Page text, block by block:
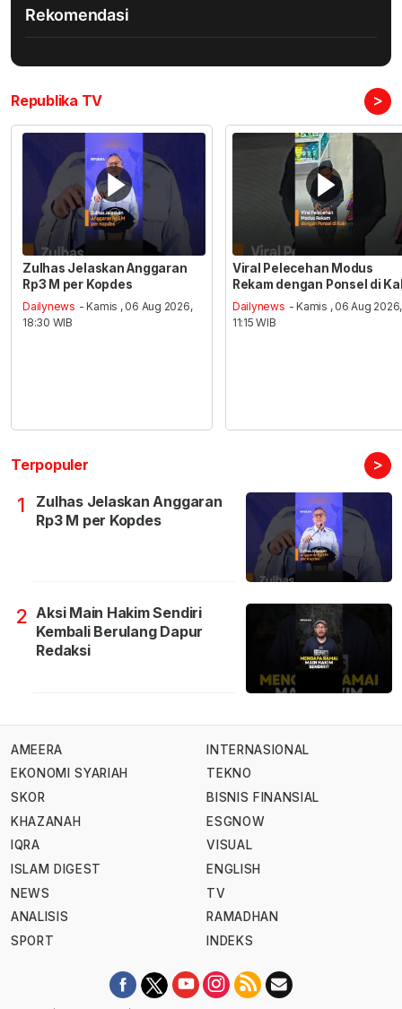
Rekomendasi
Republika TV >
Zulhas Jelaskan Anggaran
Rp3 M per Kopdes
Dailynews - Kamis , 06 Aug 2026,
18:30 WIB
Viral Pelecehan Modus
Rekam dengan Ponsel di
Dailynews - Kamis , 06 Aug 2026,
11:15 WIB
Terpopuler >
1
Zulhas Jelaskan Anggaran
Rp3 M per Kopdes
2 Aksi Main Hakim Sendiri
Kembali Berulang Dapur
Redaksi
AMEERA
EKONOMI SYARIAH
SKOR
KHAZANAH
IQRA
ISLAM DIGEST
NEWS
ANALISIS
SPORT
INTERNASIONAL
TEKNO
BISNIS FINANSIAL
ESGNOW
VISUAL
ENGLISH
TV
RAMADHAN
INDEKS